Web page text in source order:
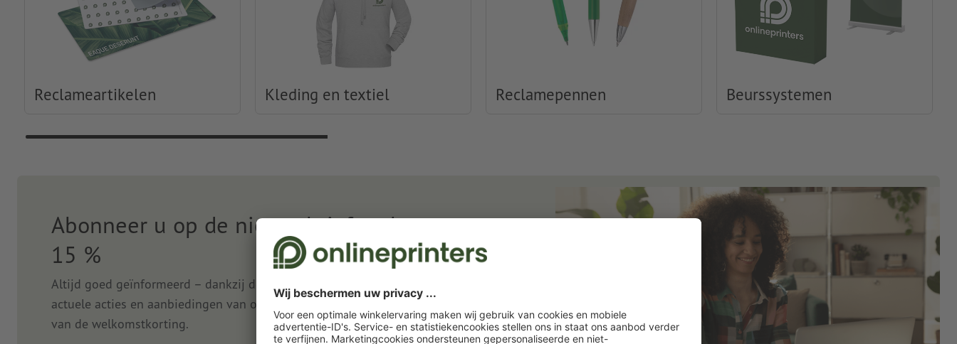
Reclameartikelen Kleding en textiel Reclamepennen Beurssystemen
Abonneer u op de nieuwsbrief en bespaar
15 %
Altijd goed geïnformeerd – dankzij de nieuwsbrief. Wij houden u op de hoogte van
actuele acties en aanbiedingen van onze onlinedrukkerij. Abonneer u nu en profiteer
van de welkomstkorting.